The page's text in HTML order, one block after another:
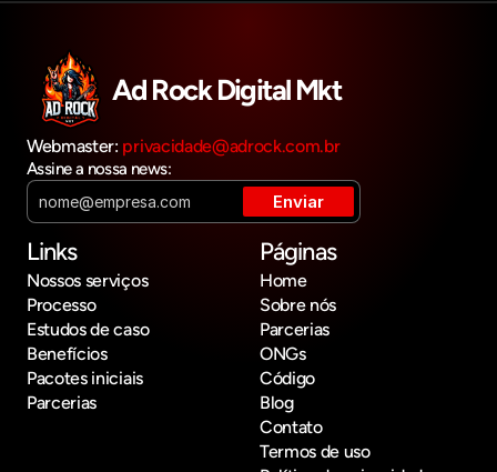
Ad Rock Digital Mkt
Webmaster: privacidade@adrock.com.br
Assine a nossa news:
Links
Nossos serviços
Processo
Estudos de caso
Benefícios
Pacotes iniciais
Parcerias
Páginas
Home
Sobre nós
Parcerias
ONGs
Código
Blog
Contato
Termos de uso